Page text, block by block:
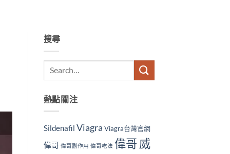
搜尋
熱點關注
Sildenafil Viagra Viagra台灣官網
偉哥 偉哥副作用 偉哥吃法 偉哥 威